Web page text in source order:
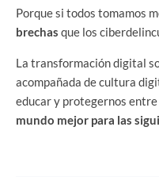
Porque si todos tomamos
brechas que los
La transformación digital
acompañada de cultura
educar y protegernos
mundo mejor para las